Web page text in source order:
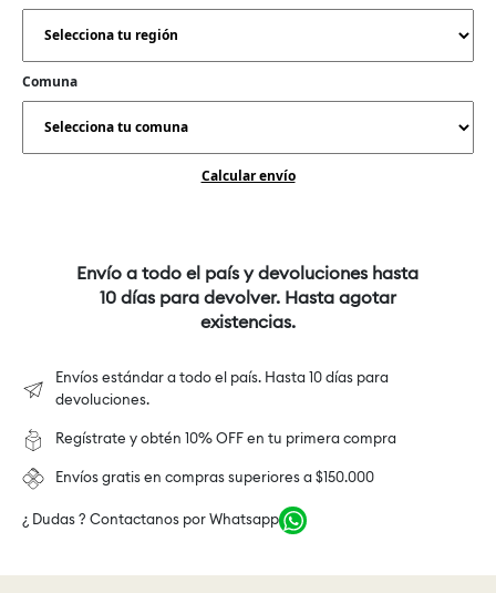
Comuna
Calcular envío
Envío a todo el país y devoluciones hasta
10 días para devolver. Hasta agotar
existencias.
Envíos estándar a todo el país. Hasta 10 días para
devoluciones.
Regístrate y obtén 10% OFF en tu primera compra
Envíos gratis en compras superiores a $150.000
¿ Dudas ? Contactanos por Whatsapp